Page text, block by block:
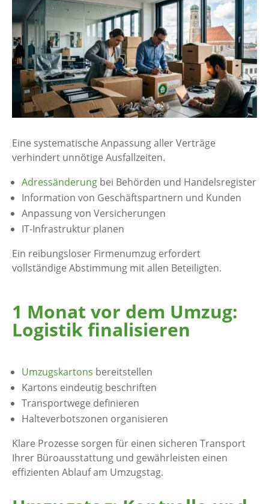
Eine systematische Anpassung aller Verträge
verhindert unnötige Ausfallzeiten.
Adressänderung bei Behörden und Handelsregister
Information von Geschäftspartnern und Kunden
Anpassung von Versicherungen
IT-Infrastruktur planen
Ein reibungsloser Firmenumzug erfordert
vollständige Abstimmung mit allen Beteiligten.
1 Monat vor dem Umzug:
Logistik finalisieren
Umzugskartons bereitstellen
Kartons eindeutig beschriften
Transportwege definieren
Halteverbotszonen organisieren
Klare Prozesse sorgen für einen sicheren Transport
Ihrer Büroausstattung und gewährleisten einen
effizienten Ablauf am Umzugstag.